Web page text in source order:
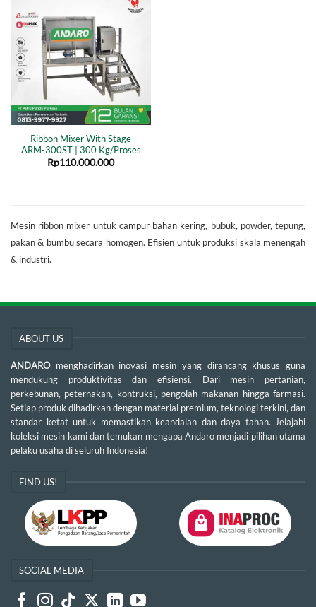
Ribbon Mixer With Stage
ARM-300ST | 300 Kg/Proses
Rp110.000.000
Mesin ribbon mixer untuk campur bahan kering, bubuk, powder, tepung,
pakan & bumbu secara homogen. Efisien untuk produksi skala menengah
& industri.
ABOUT US
ANDARO menghadirkan inovasi mesin yang dirancang khusus guna
mendukung produktivitas dan efisiensi. Dari mesin pertanian,
perkebunan, peternakan, kontruksi, pengolah makanan hingga farmasi.
Setiap produk dihadirkan dengan material premium, teknologi terkini, dan
standar ketat untuk memastikan keandalan dan daya tahan. Jelajahi
koleksi mesin kami dan temukan mengapa Andaro menjadi pilihan utama
pelaku usaha di seluruh Indonesia!
FIND US!
SOCIAL MEDIA